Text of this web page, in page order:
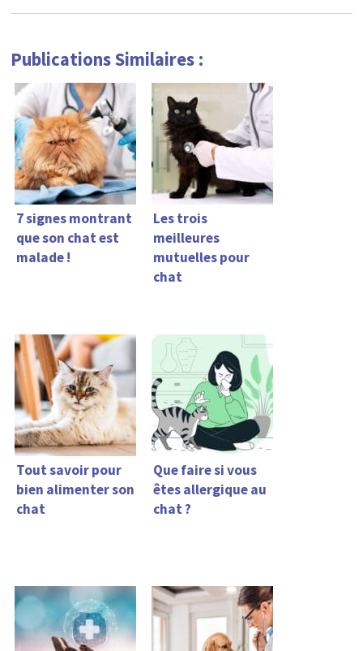
Publications Similaires :
7 signes montrant
que son chat est
malade !
Les trois
meilleures
mutuelles pour
chat
Tout savoir pour
bien alimenter son
chat
Que faire si vous
êtes allergique au
chat ?